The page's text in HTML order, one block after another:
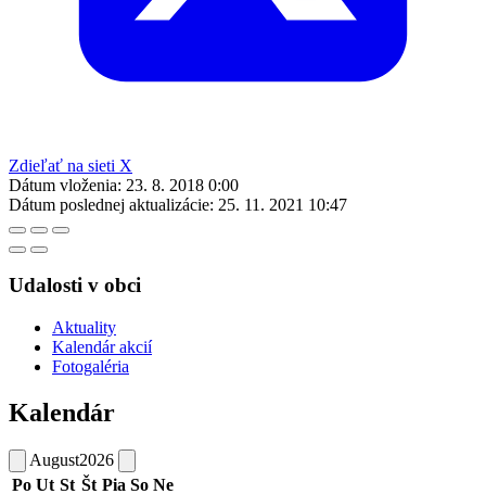
Zdieľať na sieti X
Dátum vloženia: 23. 8. 2018 0:00
Dátum poslednej aktualizácie: 25. 11. 2021 10:47
Udalosti v obci
Aktuality
Kalendár akcií
Fotogaléria
Kalendár
August2026
Po Ut St Št Pia So Ne